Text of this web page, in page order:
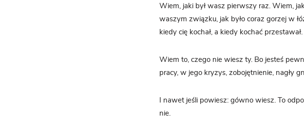
Wiem, jaki był wasz pierwszy raz. Wiem,
waszym związku, jak było coraz gorzej w
kiedy cię kochał, a kiedy kochać przestawał.
Wiem to, czego nie wiesz ty. Bo jesteś
pracy, w jego kryzys, zobojętnienie, nagły
I nawet jeśli powiesz: gówno wiesz. To
nie.